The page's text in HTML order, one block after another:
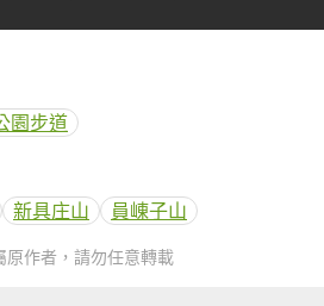
園步道
新具庄山 員崠子山
原作者，請勿任意轉載